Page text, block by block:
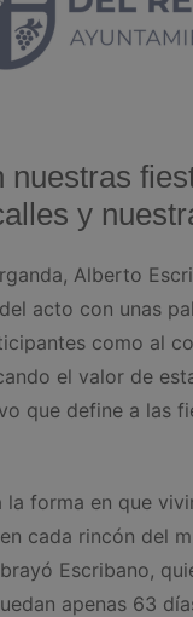
nuestras
y
Alberto
acto con unas
como al
el valor de
que define a las
la forma en que
cada rincón del
Escribano,
apenas 63